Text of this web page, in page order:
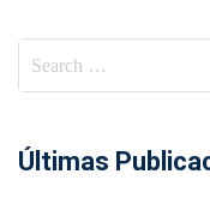
Últimas